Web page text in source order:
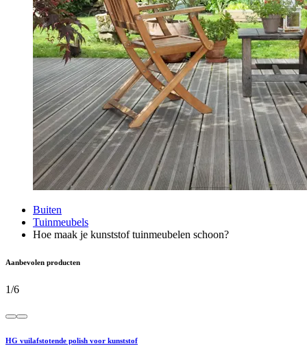
Buiten
Tuinmeubels
Hoe maak je kunststof tuinmeubelen schoon?
Aanbevolen producten
1/6
HG vuilafstotende polish voor kunststof